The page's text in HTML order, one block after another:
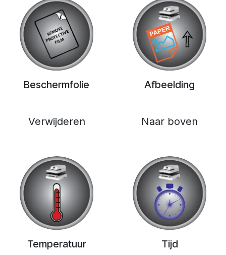
Beschermfolie
Verwijderen
Afbeelding
Naar boven
Temperatuur Tijd